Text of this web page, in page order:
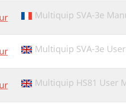
Multiquip SVA-3e
Multiquip SVA-3e
Multiquip HS81 User